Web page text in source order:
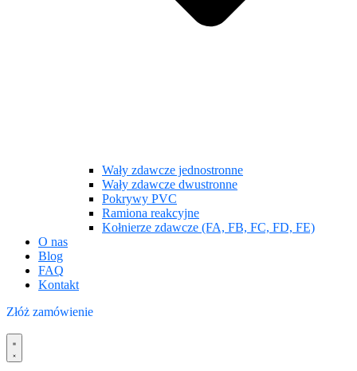
Wały zdawcze jednostronne
Wały zdawcze dwustronne
Pokrywy PVC
Ramiona reakcyjne
Kołnierze zdawcze (FA, FB, FC, FD, FE)
O nas
Blog
FAQ
Kontakt
Złóż zamówienie